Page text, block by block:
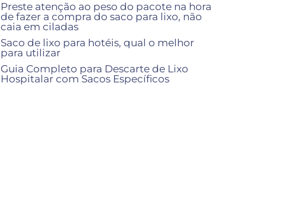
Preste atenção ao peso do pacote na hora
de fazer a compra do saco para lixo, não
caia em ciladas
Saco de lixo para hotéis, qual o melhor
para utilizar
Guia Completo para Descarte de Lixo
Hospitalar com Sacos Específicos